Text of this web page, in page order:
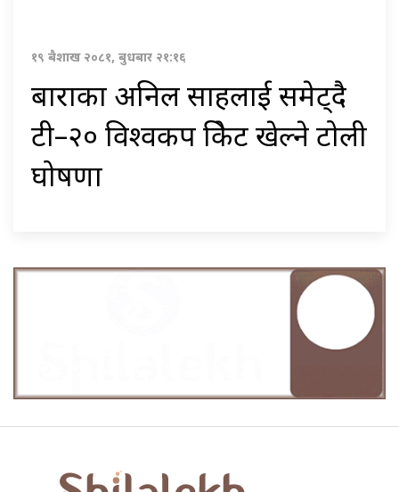
१९ बैशाख २०८१, बुधबार २१:१६
बाराका अनिल साहलाई समेट्दै
टी–२० विश्वकप क्रिकेट खेल्ने टोली
घोषणा